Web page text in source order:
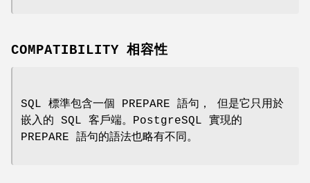
COMPATIBILITY 相容性
SQL 標準包含一個 PREPARE 語句， 但是它只用於
嵌入的 SQL 客戶端。PostgreSQL 實現的
PREPARE 語句的語法也略有不同。